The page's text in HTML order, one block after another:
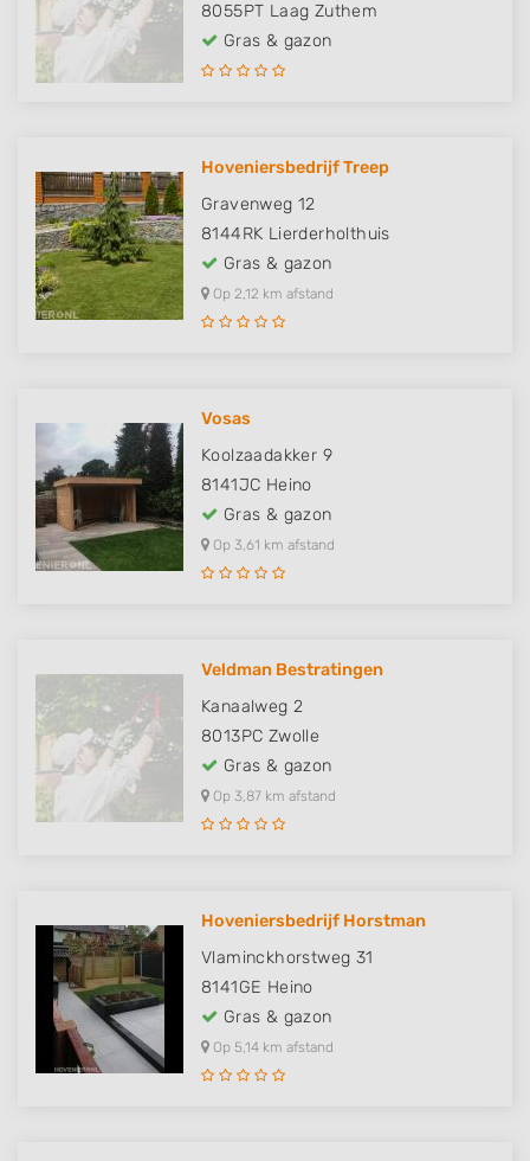
8055PT Laag Zuthem
Gras & gazon
Hoveniersbedrijf Treep
Gravenweg 12
8144RK Lierderholthuis
Gras & gazon
Op 2,12 km afstand
Vosas
Koolzaadakker 9
8141JC Heino
Gras & gazon
Op 3,61 km afstand
Veldman Bestratingen
Kanaalweg 2
8013PC Zwolle
Gras & gazon
Op 3,87 km afstand
Hoveniersbedrijf Horstman
Vlaminckhorstweg 31
8141GE Heino
Gras & gazon
Op 5,14 km afstand